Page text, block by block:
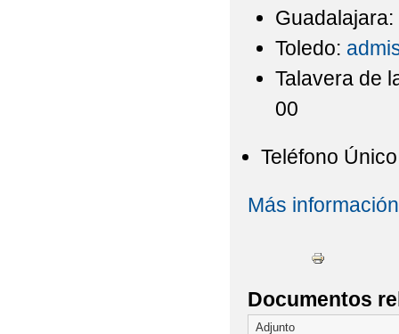
Guadalajara:
Toledo:
Talavera de
00
Teléfono
Más
Documentos
Adjunto